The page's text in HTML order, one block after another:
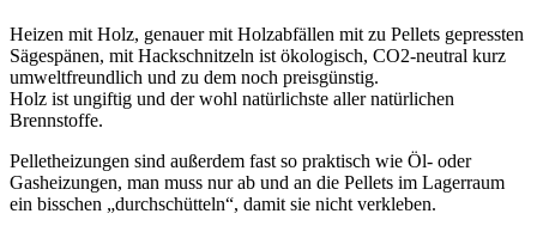
Heizen mit Holz, genauer mit Holzabfällen mit zu Pellets gepressten
Sägespänen, mit Hackschnitzeln ist ökologisch, CO2-neutral kurz
umweltfreundlich und zu dem noch preisgünstig.
Holz ist ungiftig und der wohl natürlichste aller natürlichen
Brennstoffe.
Pelletheizungen sind außerdem fast so praktisch wie Öl- oder
Gasheizungen, man muss nur ab und an die Pellets im Lagerraum
ein bisschen „durchschütteln“, damit sie nicht verkleben.